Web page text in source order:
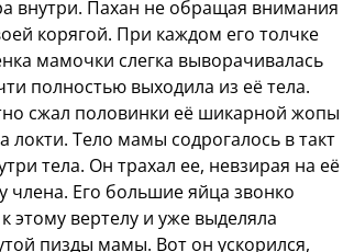
внутри. Пахан не обращая внимания
корягой. При каждом его толчке
мамочки слегка выворачивалась
полностью выходила из её тела.
сжал половинки её шикарной жопы
локти. Тело мамы содрогалось в такт
тела. Он трахал ее, невзирая на её
члена. Его большие яйца звонко
этому вертелу и уже выделяла
пизды мамы. Вот он ускорился,